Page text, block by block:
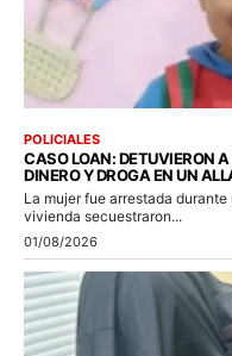
POLICIALES
CASO LOAN: DETUVIERON
DINERO Y DROGA EN UN
La mujer fue arrestada
vivienda secuestraron...
01/08/2026